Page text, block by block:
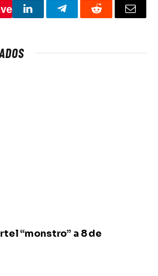
LinkedInTelegramReddit Email
“monstro” a 8 de